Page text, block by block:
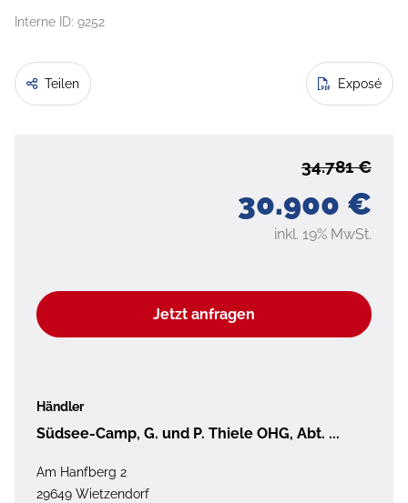
Interne ID: 9252
Teilen Exposé
30.900 €
34.781 €
inkl. 19% MwSt.
Jetzt anfragen
Händler
Südsee-Camp, G. und P. Thiele OHG, Abt. ...
Am Hanfberg 2
29649 Wietzendorf